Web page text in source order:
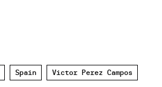
Spain Victor Perez Campos